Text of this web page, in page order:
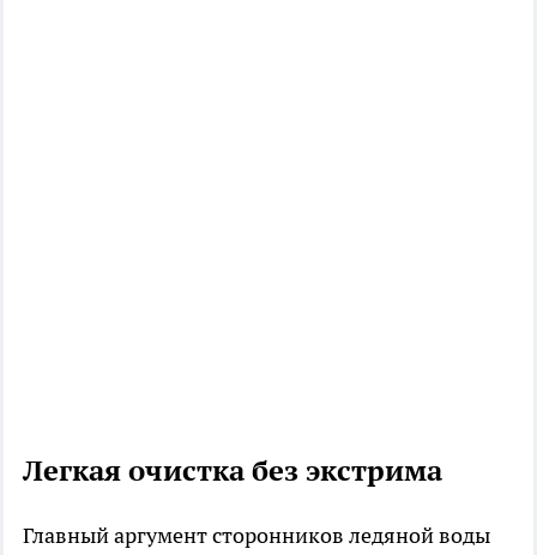
Легкая очистка без экстрима
Главный аргумент сторонников ледяной воды